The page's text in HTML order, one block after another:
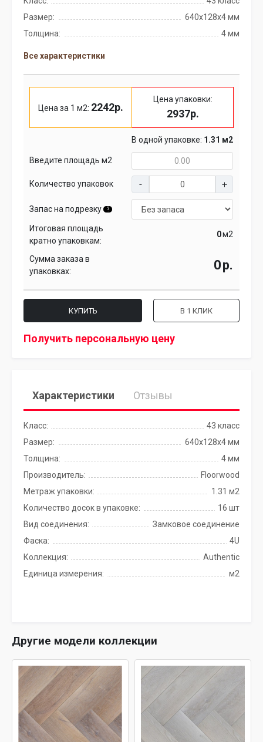
Размер:
640x128x4 мм
Толщина:
4 мм
Все характеристики
Цена за 1 м2: 2242р.
Цена упаковки:
2937р.
В одной упаковке: 1.31 м2
Введите площадь м2
Количество упаковок
Запас на подрезку ?
Итоговая площадь
кратно упаковкам:
м2
Сумма заказа в
упаковках:
р.
КУПИТЬ В 1 КЛИК
Получить персональную цену
Характеристики Отзывы
Класс:
43 класс
Размер:
640x128x4 мм
Толщина:
4 мм
Производитель:
Floorwood
Метраж упаковки:
1.31 м2
Количество досок в упаковке:
16 шт
Вид соединения:
Замковое соединение
Фаска:
4U
Коллекция:
Authentic
Единица измерения:
м2
Другие модели коллекции